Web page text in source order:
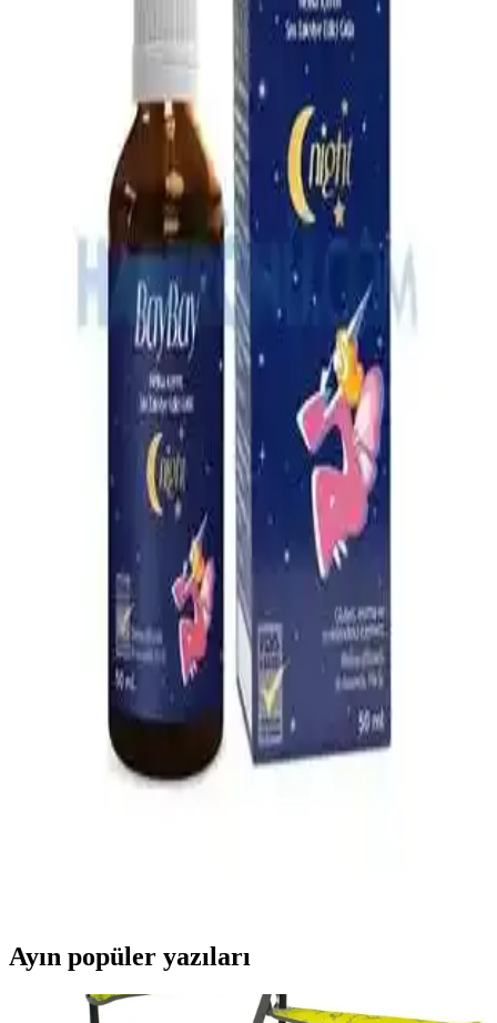
Omo Hijyen Ürünleri: Günlük Temizlik ve Hijyen
İçin Güvenilir Çözüm
Omo hijyen ürünleri, çocuklar ve ev kullanımı için etkili temizlik ve
hijyen sağlar, çok yönlü ürün yelpazesiyle günlük yaşamda güvenilir
4 Aylık Bebekler İçin Ek Gıda Rehberi: Temel İlkeler
ve Uygulamalar
4 aylık bebekler için ek gıda süreci, gelişimsel belirtiler ve hijyen
kurallarıyla sağlıklı beslenme alışkanlıklarının kazanılması üzerine
En İyi Bebek Çantası Seçimi: Dayanıklı, Pratik ve
Ergonomik Modeller Rehberi
Bebek çantası seçerken dayanıklılık, su geçirmezlik, geniş iç hacim
ve ergonomik tasarım gibi önemli özelliklere dikkat edin. Bu
rehberle en uygun modeli kolayca bulun.
Çocuklar İçin Güvenli ve Etkili Boğaz Spreyleri:
Kullanım ve Güvenlik Rehberi
Çocuklar için güvenli ve doğal içeriklerle formüle edilen boğaz
spreyleri, tahrişi hafifletir ve rahatlatır. Kullanım talimatlarına
uyulduğunda güvenlidir, ebeveynler ve doktorlar tarafından tercih
Yıkanabilir Kilitli Bebek Mama Kabı ve Gıda
Poşetleri: Güvenli ve Ekonomik Saklama Çözümleri
Yıkanabilir kilitli bebek mama kabı ve gıda poşetleri hijyen ve
sürdürülebilirlik sağlar, kolay temizlenir, güvenli ve ekonomik
kullanımıyla ebeveynlerin tercihidir.
Bebeklerde Uyku Kalitesini Artıran Doğal Uyku
Ayın popüler yazıları